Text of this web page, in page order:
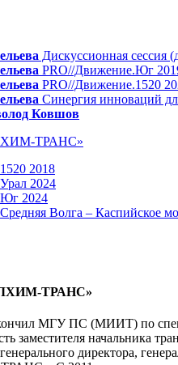
Дискуссионная сессия
PRO//Движение.Юг
PRO//Движение.1520
Синергия инноваций
Ковшов
ТРАНС»
2018
2024
2024
Волга – Каспийское
ТРАНС»
МГУ ПС (МИИТ) по
заместителя начальника
генерального директора,